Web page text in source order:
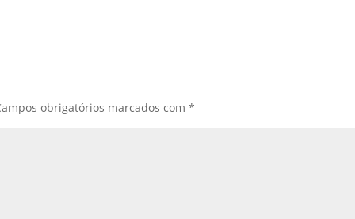
obrigatórios marcados com *